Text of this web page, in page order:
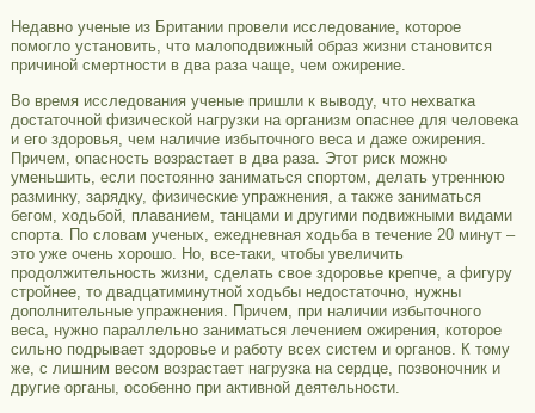
Недавно ученые из Британии провели исследование, которое
помогло установить, что малоподвижный образ жизни становится
причиной смертности в два раза чаще, чем ожирение.
Во время исследования ученые пришли к выводу, что нехватка
достаточной физической нагрузки на организм опаснее для человека
и его здоровья, чем наличие избыточного веса и даже ожирения.
Причем, опасность возрастает в два раза. Этот риск можно
уменьшить, если постоянно заниматься спортом, делать утреннюю
разминку, зарядку, физические упражнения, а также заниматься
бегом, ходьбой, плаванием, танцами и другими подвижными видами
спорта. По словам ученых, ежедневная ходьба в течение 20 минут –
это уже очень хорошо. Но, все-таки, чтобы увеличить
продолжительность жизни, сделать свое здоровье крепче, а фигуру
стройнее, то двадцатиминутной ходьбы недостаточно, нужны
дополнительные упражнения. Причем, при наличии избыточного
веса, нужно параллельно заниматься лечением ожирения, которое
сильно подрывает здоровье и работу всех систем и органов. К тому
же, с лишним весом возрастает нагрузка на сердце, позвоночник и
другие органы, особенно при активной деятельности.